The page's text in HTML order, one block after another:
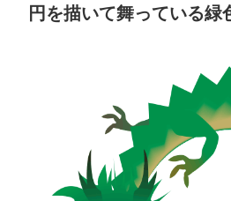
円を描いて舞っている緑